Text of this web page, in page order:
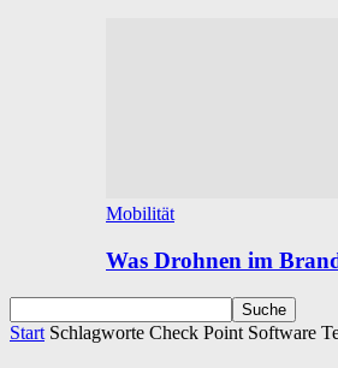
Mobilität
Was Drohnen im
Start Schlagworte Check Point Software